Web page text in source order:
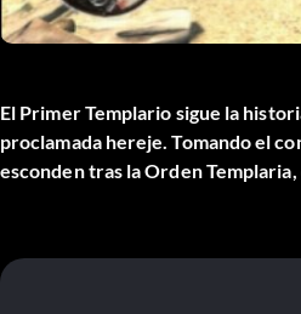
El Primer Templario sigue la
proclamada hereje. Tomando el